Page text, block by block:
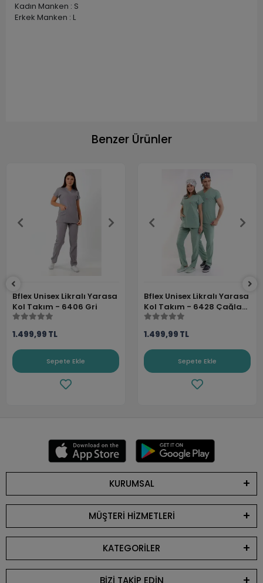
Kadın Manken : S
Erkek Manken : L
Benzer Ürünler
Bflex Unisex Likralı Yarasa
Kol Takım - 6406 Gri
1.499,99 TL
Sepete Ekle
Bflex Unisex Likralı Yarasa
Kol Takım - 6428 Çağla
Yeşili
1.499,99 TL
Sepete Ekle
KURUMSAL
MÜŞTERİ HİZMETLERİ
KATEGORİLER